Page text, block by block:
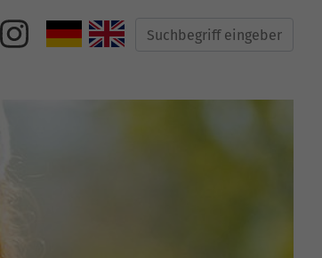
Suche